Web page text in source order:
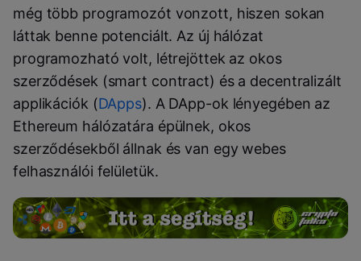
még több programozót vonzott, hiszen sokan
láttak benne potenciált. Az új hálózat
programozható volt, létrejöttek az okos
szerződések (smart contract) és a decentralizált
applikációk (DApps). A DApp-ok lényegében az
Ethereum hálózatára épülnek, okos
szerződésekből állnak és van egy webes
felhasználói felületük.